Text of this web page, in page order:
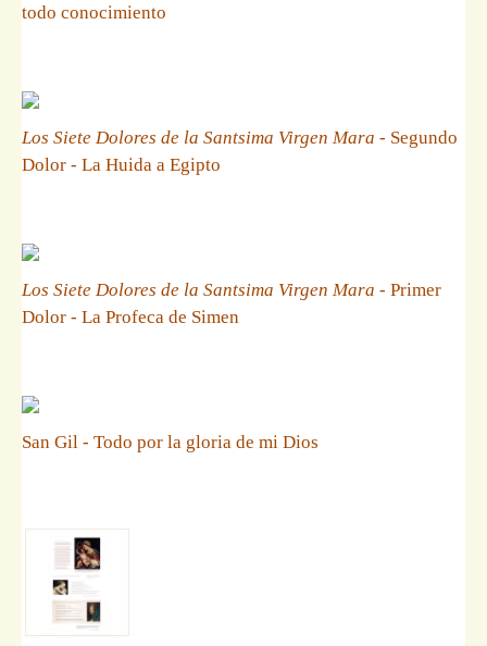
todo conocimiento
Los Siete Dolores de la Santsima Virgen Mara - Segundo
Dolor - La Huida a Egipto
Los Siete Dolores de la Santsima Virgen Mara - Primer
Dolor - La Profeca de Simen
San Gil - Todo por la gloria de mi Dios